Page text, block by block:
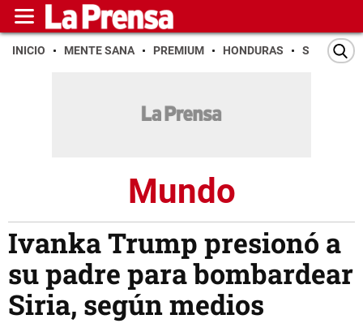
INICIO MENTE SANA PREMIUM HONDURAS SAN PEDRO
Mundo
Ivanka Trump presionó a
su padre para bombardear
Siria, según medios